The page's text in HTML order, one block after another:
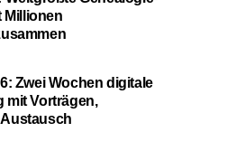
Millionen
Zwei Wochen digitale
Vorträgen,